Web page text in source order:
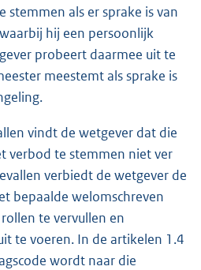
stemmen als er sprake is van
hij een persoonlijk
probeert daarmee uit te
meestemt als sprake is
vindt de wetgever dat die
verbod te stemmen niet ver
verbiedt de wetgever de
bepaalde welomschreven
te vervullen en
te voeren. In de artikelen 1.4
wordt naar die